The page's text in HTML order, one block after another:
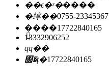
��ϵ�ˣ�����
�绰��0755-23345367
�ֻ���17722840165
13332906252
qq��
΢�ţ�17722840165